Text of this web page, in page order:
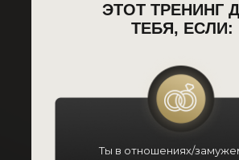
ЭТОТ ТРЕНИНГ
ТЕБЯ, ЕСЛИ:
Ты в отношениях/